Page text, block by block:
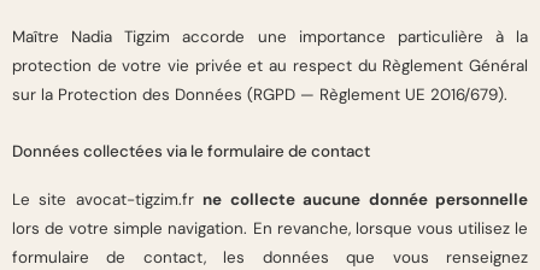
Maître Nadia Tigzim accorde une importance particulière à la
protection de votre vie privée et au respect du Règlement Général
sur la Protection des Données (RGPD — Règlement UE 2016/679).
Données collectées via le formulaire de contact
Le site avocat-tigzim.fr ne collecte aucune donnée personnelle
lors de votre simple navigation. En revanche, lorsque vous utilisez le
formulaire de contact, les données que vous renseignez